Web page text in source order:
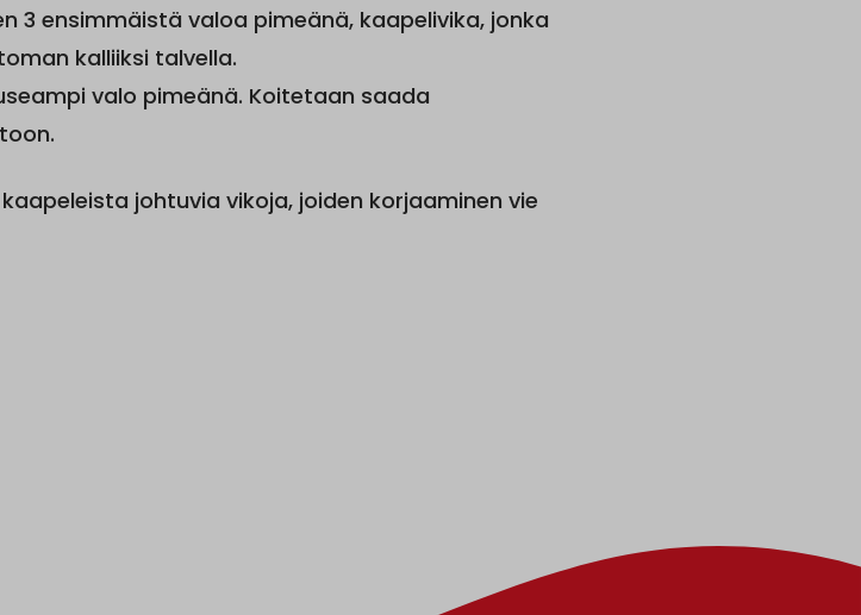
3 ensimmäistä valoa pimeänä, kaapelivika, jonka
kalliiksi talvella.
valo pimeänä. Koitetaan saada
johtuvia vikoja, joiden korjaaminen vie